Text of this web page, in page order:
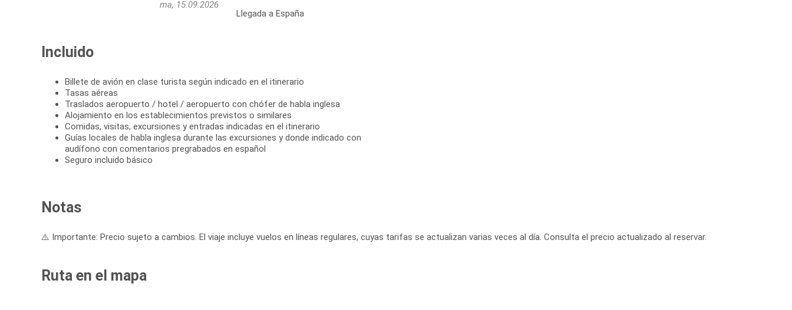
ma, 15.09.2026
Llegada a España
Incluido
Billete de avión en clase turista según indicado en el itinerario
Tasas aéreas
Traslados aeropuerto / hotel / aeropuerto con chófer de habla inglesa
Alojamiento en los establecimientos previstos o similares
Comidas, visitas, excursiones y entradas indicadas en el itinerario
Guías locales de habla inglesa durante las excursiones y donde indicado con
audífono con comentarios pregrabados en español
Seguro incluido básico
Notas
⚠️ Importante: Precio sujeto a cambios. El viaje incluye vuelos en líneas regulares, cuyas tarifas se actualizan varias veces al día. Consulta el precio actualizado al reservar.
Ruta en el mapa